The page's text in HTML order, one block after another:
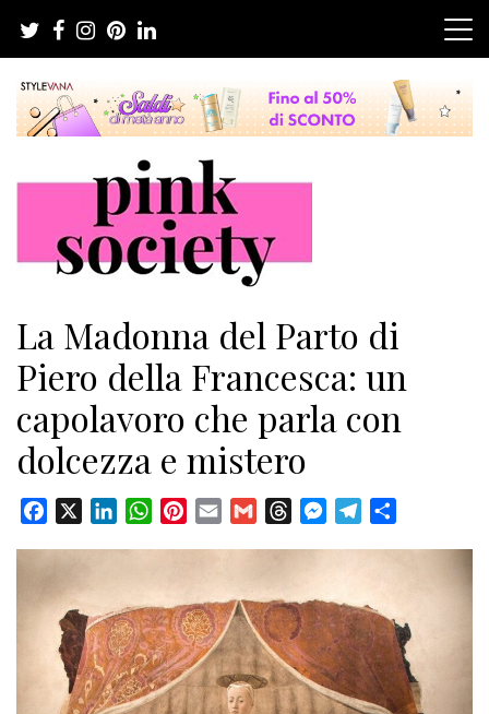
contenuto
Pink Society
La Madonna del Parto di
Piero della Francesca: un
capolavoro che parla con
dolcezza e mistero
Facebook LinkedInWhatsAppPinterest
Email Gmail ThreadsMessenger
Telegram